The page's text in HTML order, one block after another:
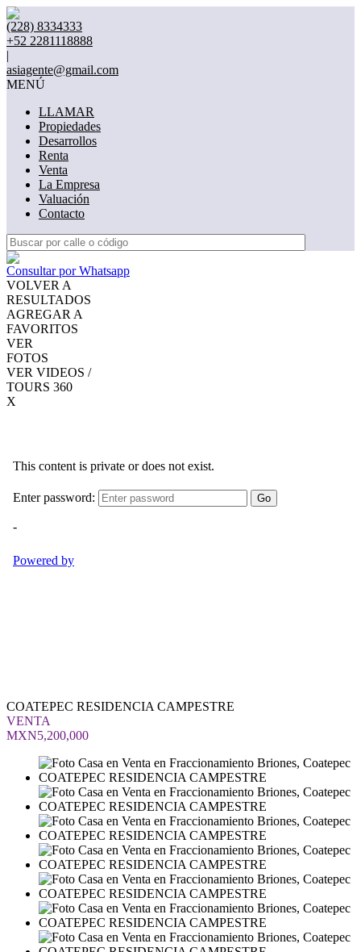
(228) 8334333
+52 2281118888
|
asiagente@gmail.com
MENÚ
LLAMAR
Propiedades
Desarrollos
Renta
Venta
La Empresa
Valuación
Contacto
Consultar por Whatsapp
VOLVER A
RESULTADOS
AGREGAR A
FAVORITOS
VER
FOTOS
VER VIDEOS /
TOURS 360
X
COATEPEC RESIDENCIA CAMPESTRE
VENTA
MXN5,200,000